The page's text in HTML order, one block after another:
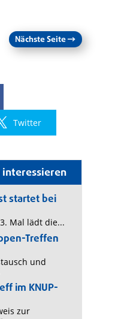
interessieren
startet bei
Mal lädt die...
Treffen
und
im KNUP-
zur
Nächste Seite→
Twitter